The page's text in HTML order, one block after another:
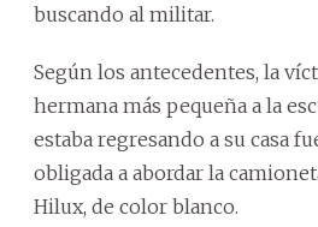
buscando al militar.
Según los antecedentes, la
hermana más pequeña a la
estaba regresando a su casa
obligada a abordar la
Hilux, de color blanco.